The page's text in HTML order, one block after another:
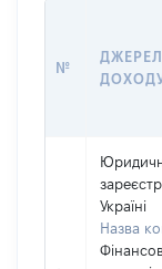
№
Україні
Назва